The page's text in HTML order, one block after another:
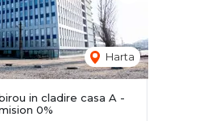
Harta
in cladire casa A -
0%